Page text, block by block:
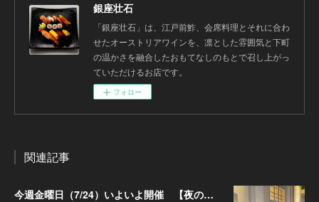
銀座壮石
「銀座壮石」は、江戸前鮓、会席料理とそれに合わ
せたオーストリアワインを、凛とした雰囲気と下町
の温かさを融合したおもてなしのもとで召し上がっ
ていただけるお店です。
フォロー
関連記事
今週金曜日（7/24）いよいよ開催 【夜の特別ワイン会】オーストリアワイン大使2名の饗宴 別府×岡田がもてなすワインペアリングの会